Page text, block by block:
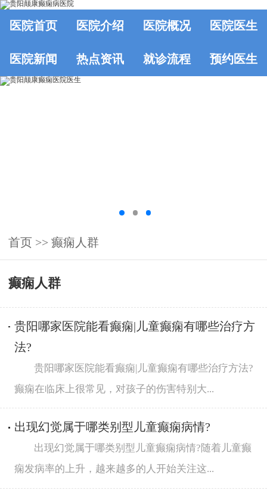
医院首页 医院介绍 医院概况 医院医生
医院新闻 热点资讯 就诊流程 预约医生
首页 >> 癫痫人群
癫痫人群
贵阳哪家医院能看癫痫|儿童癫痫有哪些治疗方
法?
贵阳哪家医院能看癫痫|儿童癫痫有哪些治疗方法?
癫痫在临床上很常见，对孩子的伤害特别大...
出现幻觉属于哪类别型儿童癫痫病情?
出现幻觉属于哪类别型儿童癫痫病情?随着儿童癫
痫发病率的上升，越来越多的人开始关注这...